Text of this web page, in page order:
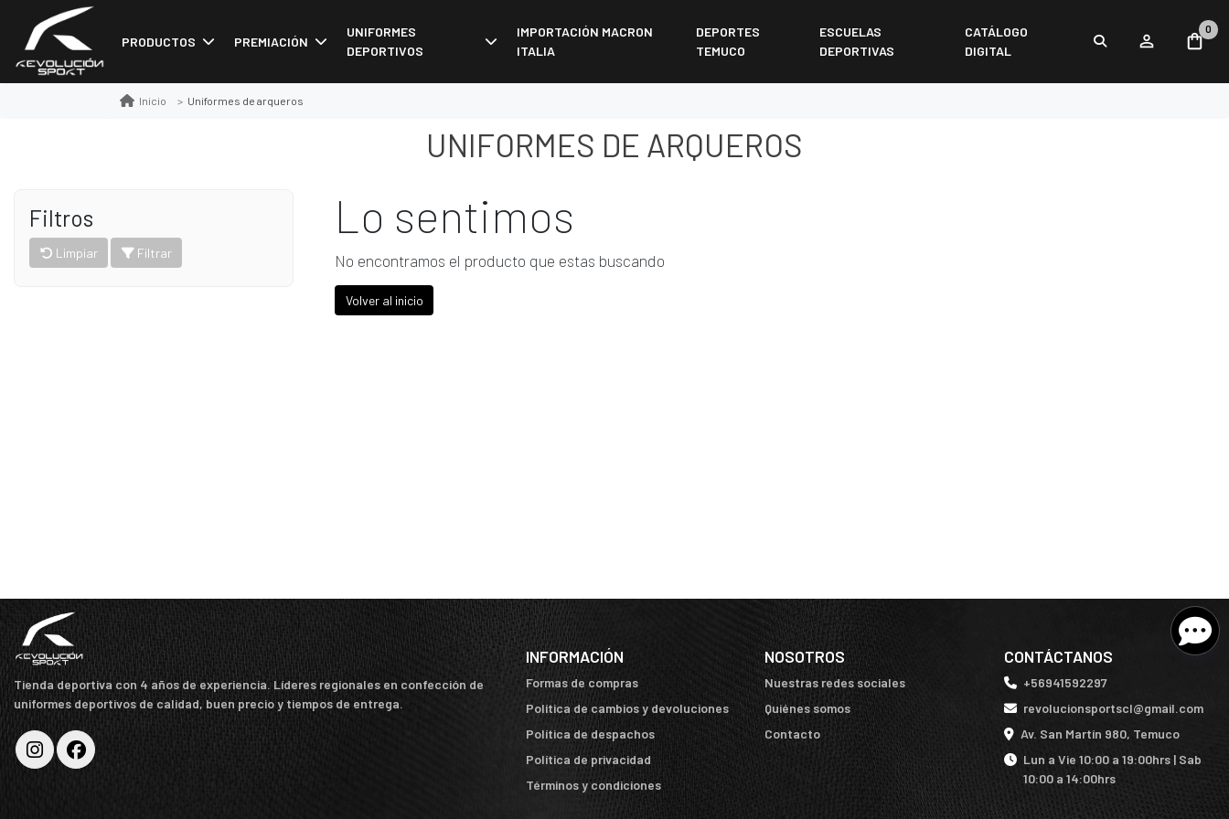
PRODUCTOS PREMIACIÓN
UNIFORMES
DEPORTIVOS
IMPORTACIÓN MACRON
ITALIA
DEPORTES
TEMUCO
ESCUELAS
DEPORTIVAS
CATÁLOGO
DIGITAL
0
Inicio Uniformes de arqueros
UNIFORMES DE ARQUEROS
Filtros
Limpiar Filtrar
Lo sentimos
No encontramos el producto que estas buscando
Volver al inicio
Tienda deportiva con 4 años de experiencia. Líderes regionales en confección de
uniformes deportivos de calidad, buen precio y tiempos de entrega.
INFORMACIÓN
Formas de compras
Política de cambios y devoluciones
Política de despachos
Política de privacidad
Términos y condiciones
NOSOTROS
Nuestras redes sociales
Quiénes somos
Contacto
CONTÁCTANOS
+56941592297
revolucionsportscl@gmail.com
Av. San Martín 980, Temuco
Lun a Vie 10:00 a 19:00hrs | Sab
10:00 a 14:00hrs